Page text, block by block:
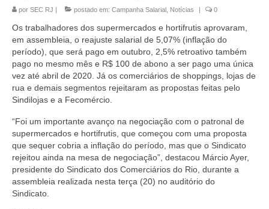
Estatuto
Atendimentos
Coletivo Margaridas
Coletivo de Igualdade Racial
SERVIÇOS
Acordos e convenções
Cadastro de empresa
por SEC RJ | postado em: Campanha Salarial Notícias | 0
Os trabalhadores dos supermercados e hortifrutis aprovaram,
em assembleia, o reajuste salarial de 5,07% (inflação do
período), que será pago em outubro, 2,5% retroativo também
pago no mesmo mês e R$ 100 de abono a ser pago uma única
vez até abril de 2020. Já os comerciários de shoppings, lojas de
rua e demais segmentos rejeitaram as propostas feitas pelo
Sindilojas e a Fecomércio.
“Foi um importante avanço na negociação com o patronal de
supermercados e hortifrutis, que começou com uma proposta
que sequer cobria a inflação do período, mas que o Sindicato
rejeitou ainda na mesa de negociação”, destacou Márcio Ayer,
presidente do Sindicato dos Comerciários do Rio, durante a
assembleia realizada nesta terça (20) no auditório do
Sindicato.